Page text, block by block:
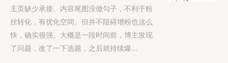
主页缺少承接、内容尾图没做勾子，不利于粉
丝转化，有优化空间。但并不阻碍增粉也这么
快，确实很强。大概是一段时间前，博主发现
了问题，改了一下选题，之后就持续爆